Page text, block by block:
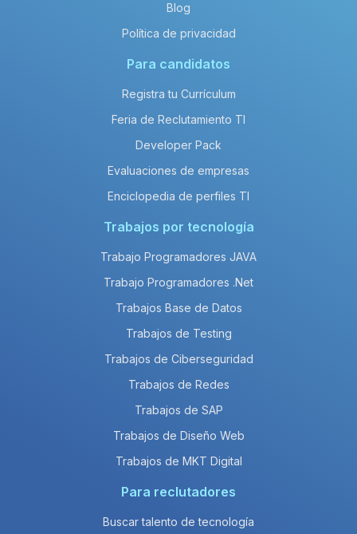
Blog
Política de privacidad
Para candidatos
Registra tu Currículum
Feria de Reclutamiento TI
Developer Pack
Evaluaciones de empresas
Enciclopedia de perfiles TI
Trabajos por tecnología
Trabajo Programadores JAVA
Trabajo Programadores .Net
Trabajos Base de Datos
Trabajos de Testing
Trabajos de Ciberseguridad
Trabajos de Redes
Trabajos de SAP
Trabajos de Diseño Web
Trabajos de MKT Digital
Para reclutadores
Buscar talento de tecnología